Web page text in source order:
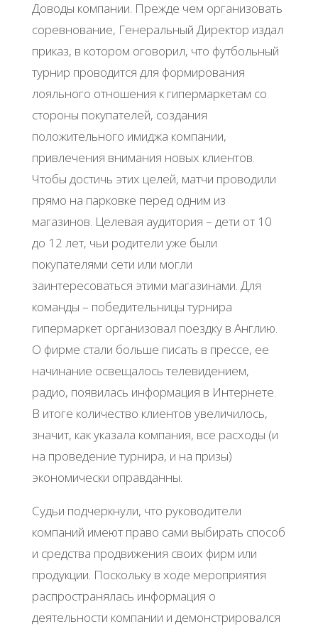
Доводы компании. Прежде чем организовать
соревнование, Генеральный Директор издал
приказ, в котором оговорил, что футбольный
турнир проводится для формирования
лояльного отношения к гипермаркетам со
стороны покупателей, создания
положительного имиджа компании,
привлечения внимания новых клиентов.
Чтобы достичь этих целей, матчи проводили
прямо на парковке перед одним из
магазинов. Целевая аудитория – дети от 10
до 12 лет, чьи родители уже были
покупателями сети или могли
заинтересоваться этими магазинами. Для
команды – победительницы турнира
гипермаркет организовал поездку в Англию.
О фирме стали больше писать в прессе, ее
начинание освещалось телевидением,
радио, появилась информация в Интернете.
В итоге количество клиентов увеличилось,
значит, как указала компания, все расходы (и
на проведение турнира, и на призы)
экономически оправданны.
Судьи подчеркнули, что руководители
компаний имеют право сами выбирать способ
и средства продвижения своих фирм или
продукции. Поскольку в ходе мероприятия
распространялась информация о
деятельности компании и демонстрировался